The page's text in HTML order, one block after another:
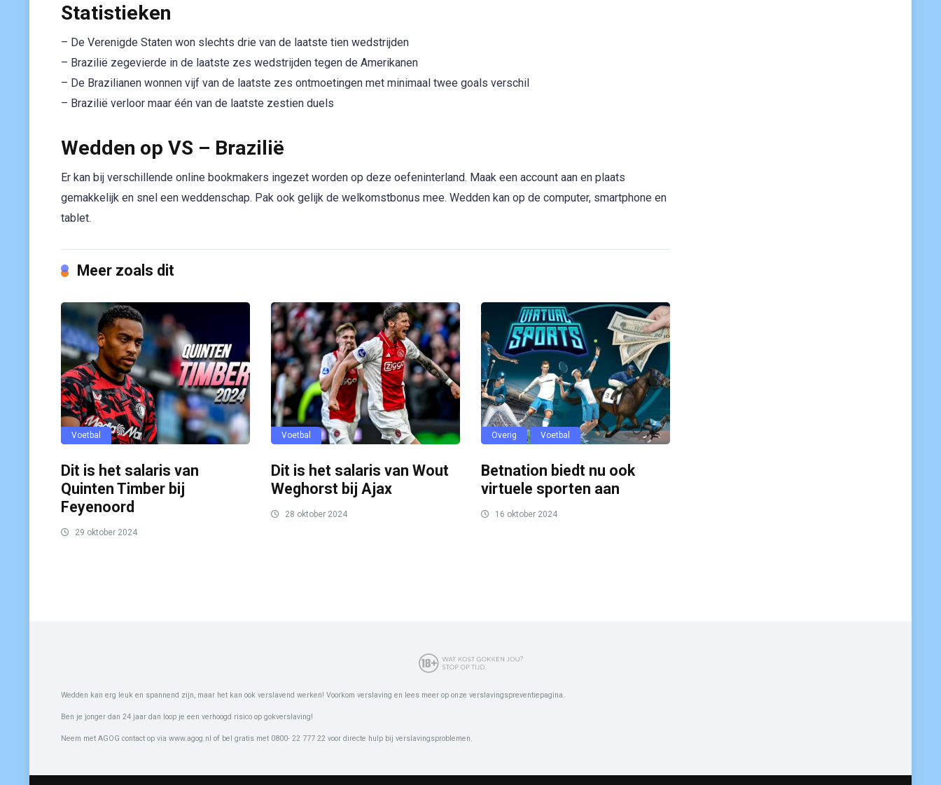
Statistieken
– De Verenigde Staten won slechts drie van de laatste tien wedstrijden
– Brazilië zegevierde in de laatste zes wedstrijden tegen de Amerikanen
– De Brazilianen wonnen vijf van de laatste zes ontmoetingen met minimaal twee goals verschil
– Brazilië verloor maar één van de laatste zestien duels
Wedden op VS – Brazilië
Er kan bij verschillende online bookmakers ingezet worden op deze oefeninterland. Maak een account aan en plaats
gemakkelijk en snel een weddenschap. Pak ook gelijk de welkomstbonus mee. Wedden kan op de computer, smartphone en
tablet.
Meer zoals dit
Voetbal
Dit is het salaris van
Quinten Timber bij
Feyenoord
29 oktober 2024
Voetbal
Dit is het salaris van Wout
Weghorst bij Ajax
28 oktober 2024
Overig Voetbal
Betnation biedt nu ook
virtuele sporten aan
16 oktober 2024
Wedden kan erg leuk en spannend zijn, maar het kan ook verslavend werken! Voorkom verslaving en lees meer op onze verslavingspreventiepagina.
Ben je jonger dan 24 jaar dan loop je een verhoogd risico op gokverslaving!
Neem met AGOG contact op via www.agog.nl of bel gratis met 0800- 22 777 22 voor directe hulp bij verslavingsproblemen.